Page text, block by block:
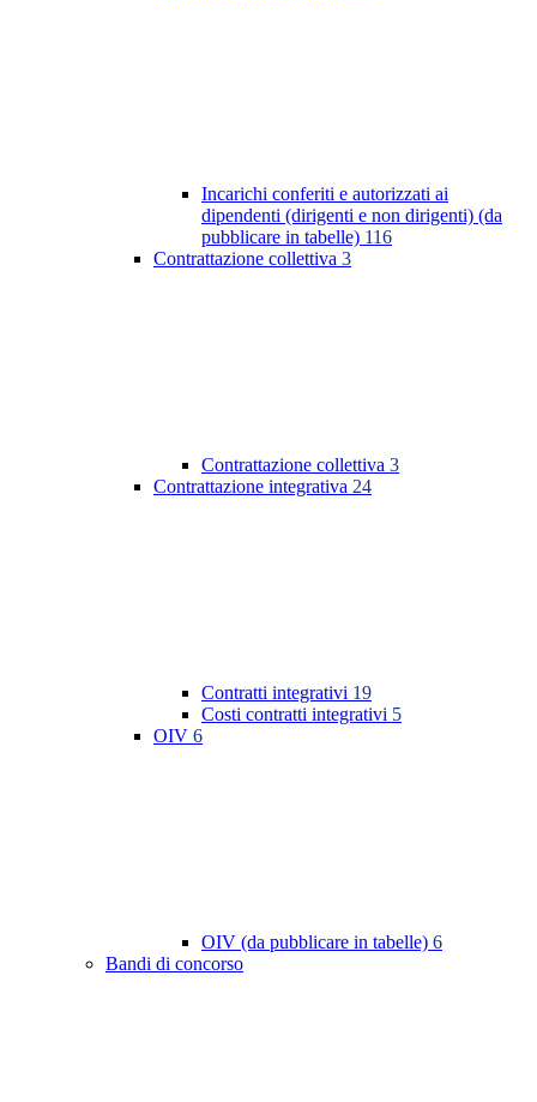
Incarichi conferiti e autorizzati ai
dipendenti (dirigenti e non dirigenti) (da
pubblicare in tabelle) 116
Contrattazione collettiva 3
Contrattazione collettiva 3
Contrattazione integrativa 24
Contratti integrativi 19
Costi contratti integrativi 5
OIV 6
OIV (da pubblicare in tabelle) 6
Bandi di concorso